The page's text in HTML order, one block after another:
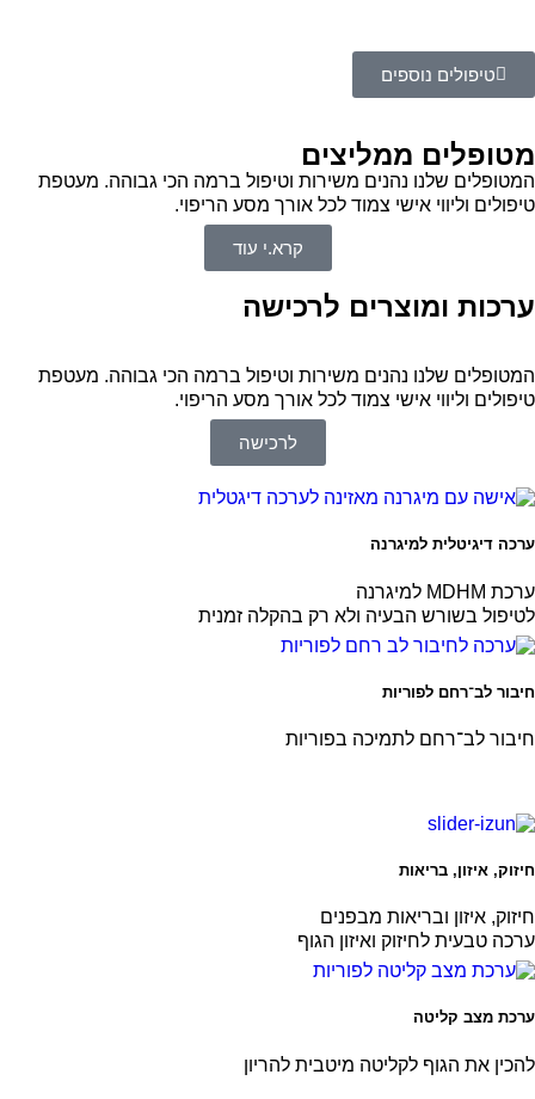
טיפולים נוספים
מטופלים ממליצים
המטופלים שלנו נהנים משירות וטיפול ברמה הכי גבוהה. מעטפת
טיפולים וליווי אישי צמוד לכל אורך מסע הריפוי.
קרא.י עוד
ערכות ומוצרים לרכישה
המטופלים שלנו נהנים משירות וטיפול ברמה הכי גבוהה. מעטפת
טיפולים וליווי אישי צמוד לכל אורך מסע הריפוי.
לרכישה
ערכה דיגיטלית למיגרנה
ערכת MDHM למיגרנה
לטיפול בשורש הבעיה ולא רק בהקלה זמנית
חיבור לב־רחם לפוריות
חיבור לב־רחם לתמיכה בפוריות
חיזוק, איזון, בריאות
חיזוק, איזון ובריאות מבפנים
ערכה טבעית לחיזוק ואיזון הגוף
ערכת מצב קליטה
להכין את הגוף לקליטה מיטבית להריון